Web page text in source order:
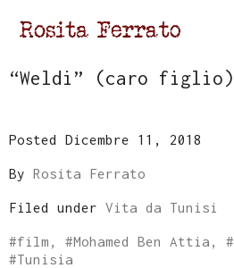
“Weldi” (caro figlio)
Posted Dicembre 11, 2018
By Rosita Ferrato
Filed under Vita da Tunisi
#film , #Mohamed Ben Attia , #
#Tunisia